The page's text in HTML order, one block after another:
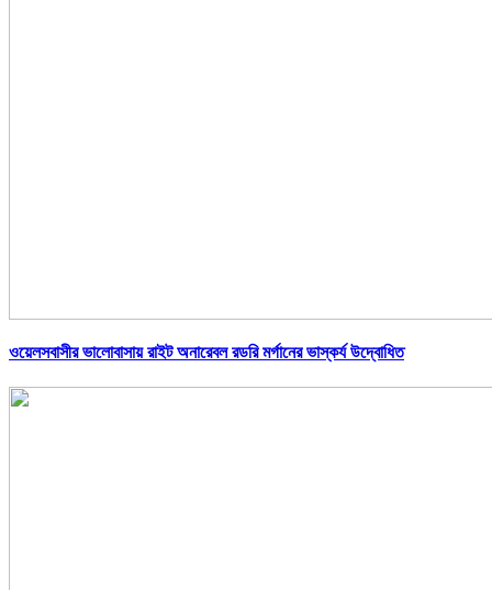
ওয়েলসবাসীর ভালোবাসায় রাইট অনারেবল রডরি মর্গানের ভাস্কর্য উদ্বোধিত